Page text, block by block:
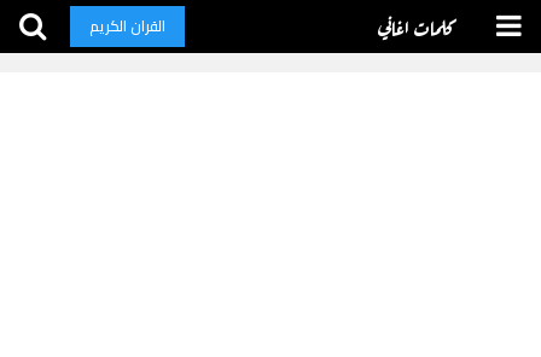
كلمات اغاني القران الكريم